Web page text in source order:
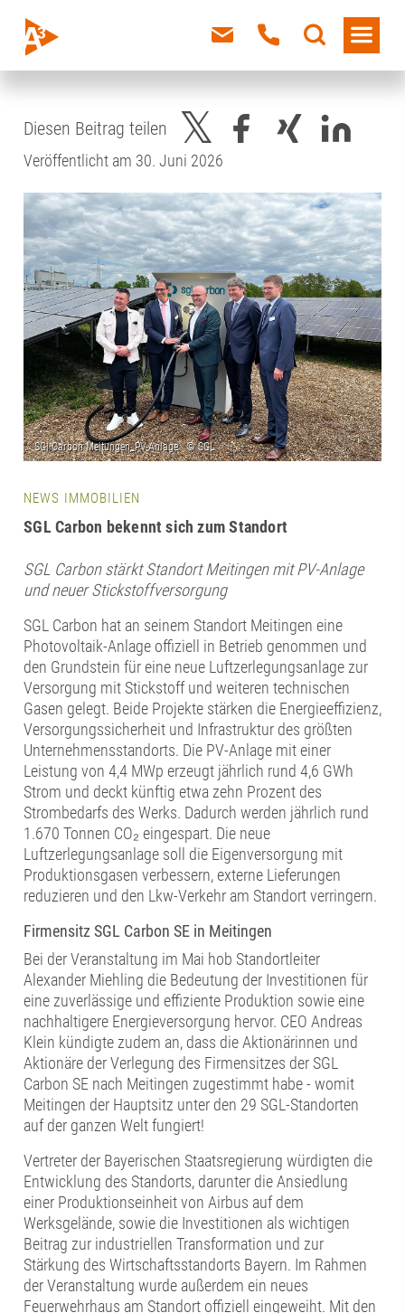
Diesen Beitrag teilen
Veröffentlicht am 30. Juni 2026
NEWS IMMOBILIEN
SGL Carbon bekennt sich zum Standort
SGL Carbon stärkt Standort Meitingen mit PV-Anlage
und neuer Stickstoffversorgung
SGL Carbon hat an seinem Standort Meitingen eine
Photovoltaik-Anlage offiziell in Betrieb genommen und
den Grundstein für eine neue Luftzerlegungsanlage zur
Versorgung mit Stickstoff und weiteren technischen
Gasen gelegt. Beide Projekte stärken die Energieeffizienz,
Versorgungssicherheit und Infrastruktur des größten
Unternehmensstandorts. Die PV-Anlage mit einer
Leistung von 4,4 MWp erzeugt jährlich rund 4,6 GWh
Strom und deckt künftig etwa zehn Prozent des
Strombedarfs des Werks. Dadurch werden jährlich rund
1.670 Tonnen CO₂ eingespart. Die neue
Luftzerlegungsanlage soll die Eigenversorgung mit
Produktionsgasen verbessern, externe Lieferungen
reduzieren und den Lkw-Verkehr am Standort verringern.
Firmensitz SGL Carbon SE in Meitingen
Bei der Veranstaltung im Mai hob Standortleiter
Alexander Miehling die Bedeutung der Investitionen für
eine zuverlässige und effiziente Produktion sowie eine
nachhaltigere Energieversorgung hervor. CEO Andreas
Klein kündigte zudem an, dass die Aktionärinnen und
Aktionäre der Verlegung des Firmensitzes der SGL
Carbon SE nach Meitingen zugestimmt habe - womit
Meitingen der Hauptsitz unter den 29 SGL-Standorten
auf der ganzen Welt fungiert!
Vertreter der Bayerischen Staatsregierung würdigten die
Entwicklung des Standorts, darunter die Ansiedlung
einer Produktionseinheit von Airbus auf dem
Werksgelände, sowie die Investitionen als wichtigen
Beitrag zur industriellen Transformation und zur
Stärkung des Wirtschaftsstandorts Bayern. Im Rahmen
der Veranstaltung wurde außerdem ein neues
Feuerwehrhaus am Standort offiziell eingeweiht. Mit den